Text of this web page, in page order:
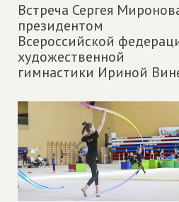
Встреча Сергея
президентом
Всероссийской
художественной
гимнастики Ириной